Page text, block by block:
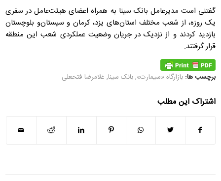
گفتنی است مدیرعامل بانک سینا به همراه اعضای هیئت‌عامل در سفری
یک روزه، از شعب مختلف استان‌های یزد، کرمان و سیستان‌و بلوچستان
بازدید کردند و از نزدیک در جریان وضعیت عملکردی شعب این منطقه
قرار گرفتند.
برچسب ها: بازارگاه «سیمارت»,بانک سینا, غلامرضا فتحعلی
اشتراک این مطلب